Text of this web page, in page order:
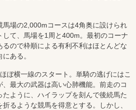
場の2,000mコースは4角奥に設けられ
して、馬場を1周と400m。最初のコーナ
ので枠順による有利不利はほとんどな
ある。
ぼ横一線のスタート。単騎の逃げにはこ
最大の武器は高い心肺機能。前走のコ
ように、ハイラップを刻んで後続馬た
るような競馬を得意とする。しかし、